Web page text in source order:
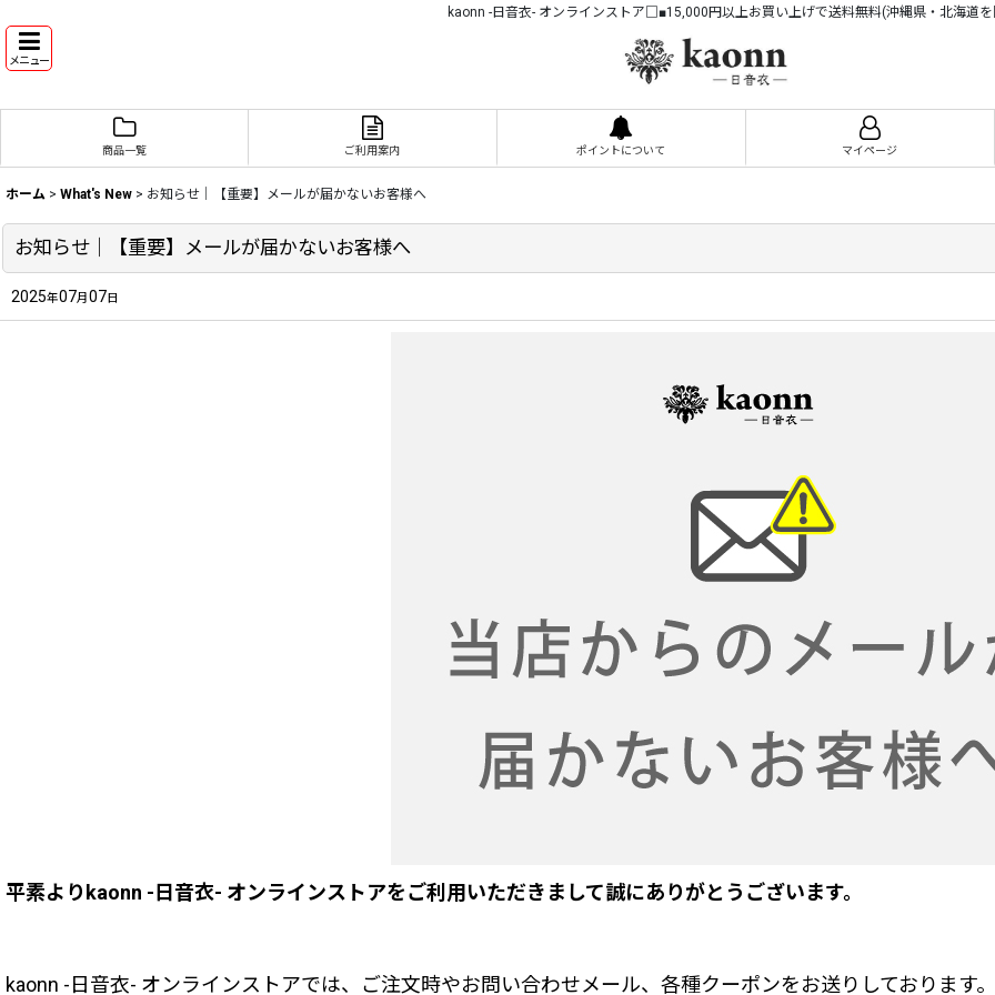
kaonn -日音衣- オンラインストア□■15,000円以上お買い上げで送料無料(沖縄県・北海道
メニュー
商品一覧 ご利用案内 ポイントについて マイページ
ホーム > What's New > お知らせ｜【重要】メールが届かないお客様へ
お知らせ｜【重要】メールが届かないお客様へ
2025年07月07日
平素よりkaonn -日音衣- オンラインストアをご利用いただきまして誠にありがとうございます。
kaonn -日音衣- オンラインストアでは、ご注文時やお問い合わせメール、各種クーポンをお送りしております。